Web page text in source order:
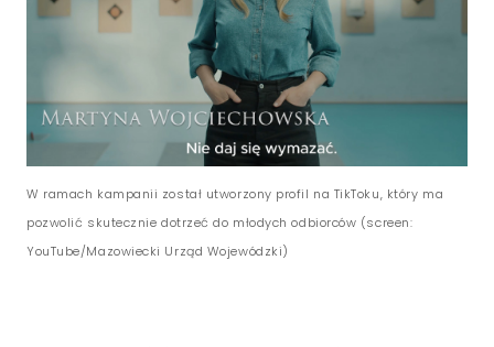
W ramach kampanii został utworzony profil na TikToku, który ma
pozwolić skutecznie dotrzeć do młodych odbiorców (screen:
YouTube/Mazowiecki Urząd Wojewódzki)